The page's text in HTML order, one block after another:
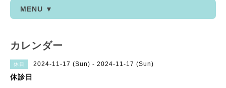
MENU ▼
カレンダー
休日 2024-11-17 (Sun) - 2024-11-17 (Sun)
休診日